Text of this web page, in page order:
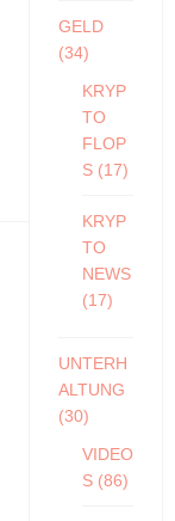
GELD
(34)
KRYP
TO
FLOP
S(17)
KRYP
TO
NEWS
(17)
UNTERH
ALTUNG
(30)
VIDEO
S(86)